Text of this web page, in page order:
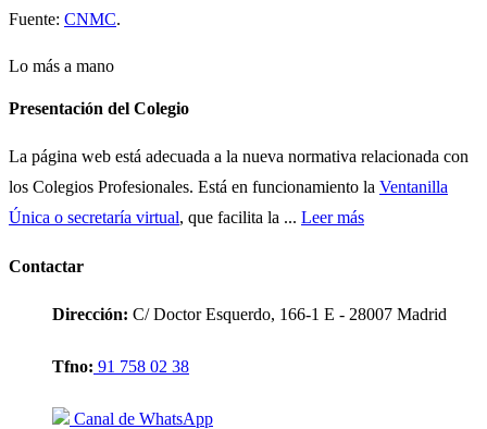
Fuente: CNMC.
Lo más a mano
Presentación del Colegio
La página web está adecuada a la nueva normativa relacionada con
los Colegios Profesionales. Está en funcionamiento la Ventanilla
Única o secretaría virtual, que facilita la ... Leer más
Contactar
Dirección: C/ Doctor Esquerdo, 166-1 E - 28007 Madrid
Tfno: 91 758 02 38
Canal de WhatsApp